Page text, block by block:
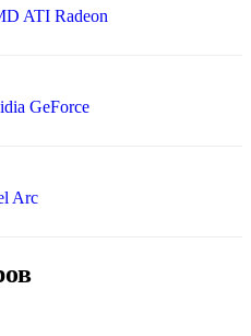
ATI Radeon
GeForce
Arc